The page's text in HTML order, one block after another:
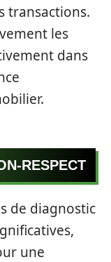
transactions.
les
dans
RESPECT
de diagnostic
une